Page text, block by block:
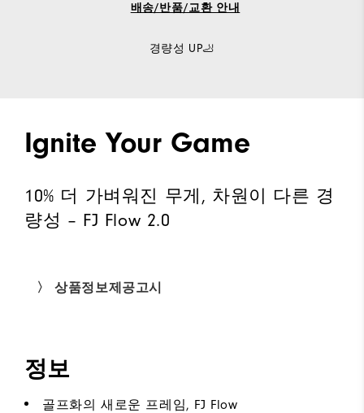
배송/반품/교환 안내
경량성 UP🦶
Ignite Your Game
10% 더 가벼워진 무게, 차원이 다른 경
량성 – FJ Flow 2.0
〉 상품정보제공고시
정보
골프화의 새로운 프레임, FJ Flow